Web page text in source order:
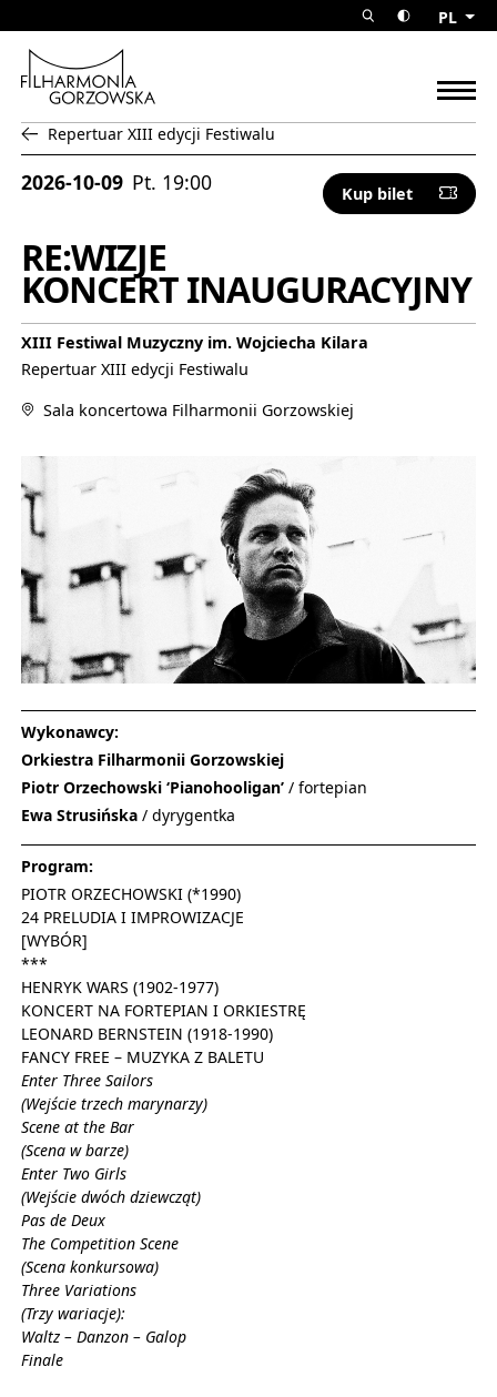
RE:WIZJEKONCERT rozwińprzełącz
PL
Filharmonia Gorzowska
powrót do:
Repertuar XIII edycji Festiwalu
2026-10-09 Pt. 19:00
Kup bilet
Uwaga,
RE:WIZJE
KONCERT INAUGURACYJNY
XIII Festiwal Muzyczny im. Wojciecha Kilara
Repertuar XIII edycji Festiwalu
Sala koncertowa Filharmonii Gorzowskiej
Wykonawcy:
Orkiestra Filharmonii Gorzowskiej
Piotr Orzechowski ‘Pianohooligan’ / fortepian
Ewa Strusińska / dyrygentka
Program:
PIOTR ORZECHOWSKI (*1990)
24 PRELUDIA I IMPROWIZACJE
[WYBÓR]
***
HENRYK WARS (1902-1977)
KONCERT NA FORTEPIAN I ORKIESTRĘ
LEONARD BERNSTEIN (1918-1990)
FANCY FREE – MUZYKA Z BALETU
Enter Three Sailors
(Wejście trzech marynarzy)
Scene at the Bar
(Scena w barze)
Enter Two Girls
(Wejście dwóch dziewcząt)
Pas de Deux
The Competition Scene
(Scena konkursowa)
Three Variations
(Trzy wariacje):
Waltz – Danzon – Galop
Finale